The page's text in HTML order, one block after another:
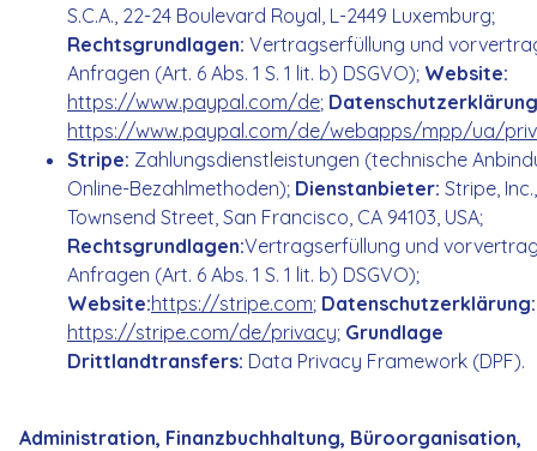
S.C.A., 22-24 Boulevard Royal, L-2449 Luxemburg;
Rechtsgrundlagen: Vertragserfüllung und
Anfragen (Art. 6 Abs. 1 S. 1 lit. b) DSGVO); Website:
https://www.paypal.com/de;
https://www.paypal.com/de/webapps/mpp/ua/
Stripe: Zahlungsdienstleistungen (technische
Online-Bezahlmethoden); Dienstanbieter: Stripe,
Townsend Street, San Francisco, CA 94103, USA;
Rechtsgrundlagen:Vertragserfüllung und
Anfragen (Art. 6 Abs. 1 S. 1 lit. b) DSGVO);
Website:https://stripe.com; Datenschutzerklärung:
https://stripe.com/de/privacy; Grundlage
Drittlandtransfers: Data Privacy Framework (DPF).
Administration, Finanzbuchhaltung, Büroorganisation,